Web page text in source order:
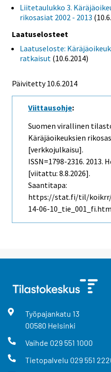
Liitetaulukko 3.
rikosasiat 2002 - 2013
Laatuselosteet
Laatuseloste:
ratkaisut (10.6.2014)
Päivitetty 10.6.2014
Viittausohje:
Suomen virallinen
Käräjäoikeuksien
[verkkojulkaisu].
ISSN=1798-2316. 2013.
[viitattu: 8.8.2026].
Saantitapa:
https://stat.fi/til/koikrr/
14-06-
Työpajankatu 13
00580 Helsinki
Vaihde 029 551 1000
Tietopalvelu 029 551